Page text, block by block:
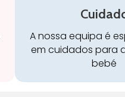
A nossa equipa é
em cuidados para
bebé